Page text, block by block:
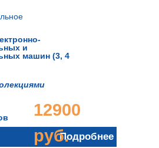
и
машин (3, 4
Подробнее
12900
руб.